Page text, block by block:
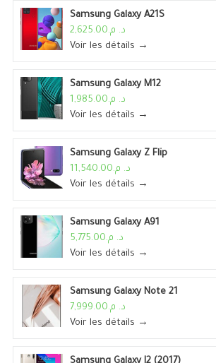
Samsung Galaxy A21S
د. م.2,625.00
Voir les détails →
Samsung Galaxy M12
د. م.1,985.00
Voir les détails →
Samsung Galaxy Z Flip
د. م.11,540.00
Voir les détails →
Samsung Galaxy A91
د. م.5,775.00
Voir les détails →
Samsung Galaxy Note 21
د. م.7,999.00
Voir les détails →